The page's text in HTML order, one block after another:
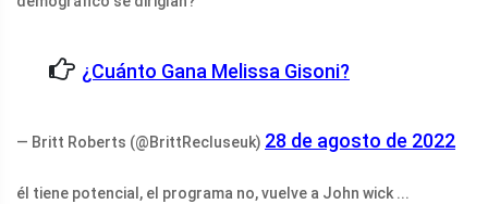
¿Cuánto Gana Melissa Gisoni?
— Britt Roberts (@BrittRecluseuk) 28 de agosto de 2022
él tiene potencial, el programa no, vuelve a John wick ...